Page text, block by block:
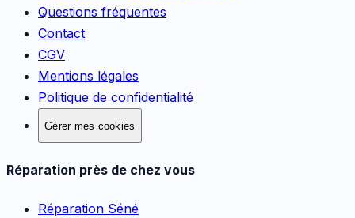
Questions fréquentes
Contact
CGV
Mentions légales
Politique de confidentialité
Gérer mes cookies
Réparation près de chez vous
Réparation Séné